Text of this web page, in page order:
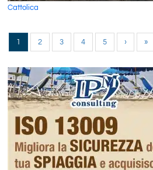
Cattolica
1 2 3 4 5 › »